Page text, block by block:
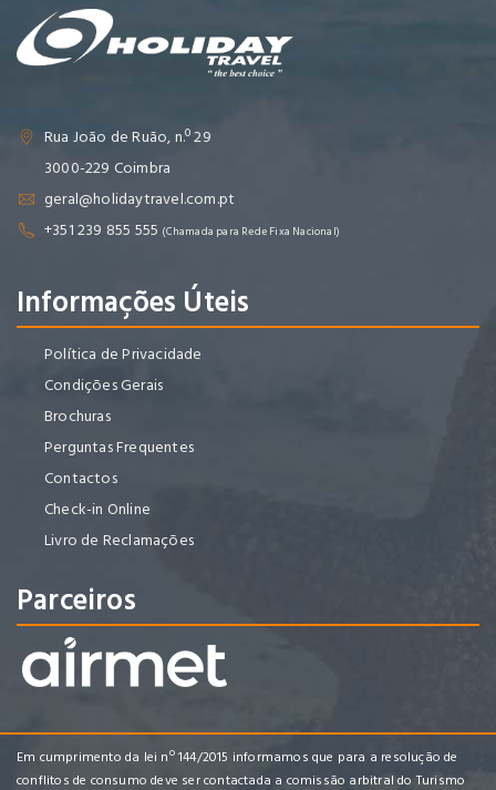
Rua João de Ruão, n.º 29
3000-229 Coimbra
geral@holidaytravel.com.pt
+351 239 855 555 (Chamada para Rede Fixa Nacional)
Informações Úteis
Política de Privacidade
Condições Gerais
Brochuras
Perguntas Frequentes
Contactos
Check-in Online
Livro de Reclamações
Parceiros
Em cumprimento da lei nº 144/2015 informamos que para a resolução de
conflitos de consumo deve ser contactada a comissão arbitral do Turismo